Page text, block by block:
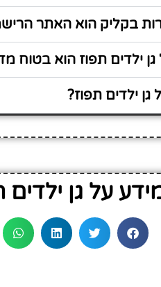
בקליק הוא האתר
ילדים תפוז הוא בטוח
ילדים תפוז?
על גן